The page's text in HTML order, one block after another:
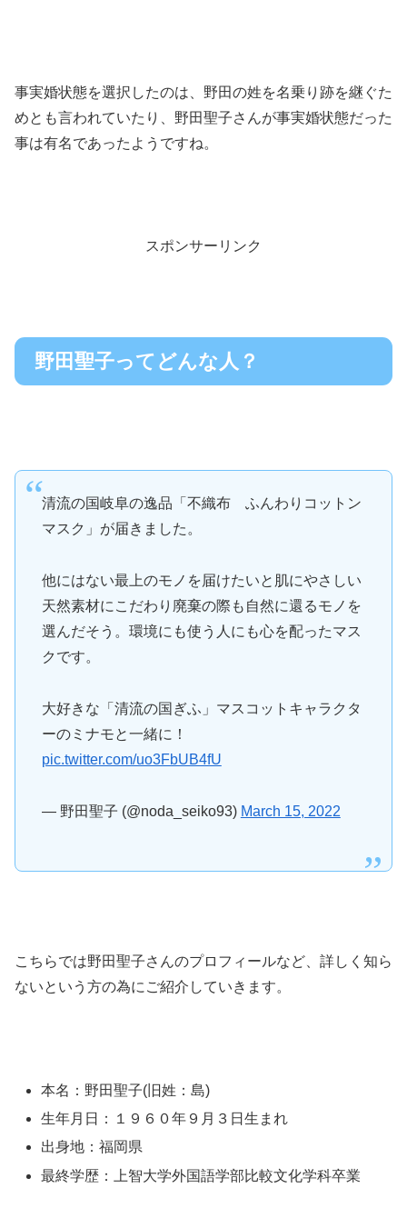
事実婚状態を選択したのは、野田の姓を名乗り跡を継ぐた
めとも言われていたり、野田聖子さんが事実婚状態だった
事は有名であったようですね。
スポンサーリンク
野田聖子ってどんな人？
清流の国岐阜の逸品「不織布 ふんわりコットン
マスク」が届きました。
他にはない最上のモノを届けたいと肌にやさしい
天然素材にこだわり廃棄の際も自然に還るモノを
選んだそう。環境にも使う人にも心を配ったマス
クです。
大好きな「清流の国ぎふ」マスコットキャラクタ
ーのミナモと一緒に！
pic.twitter.com/uo3FbUB4fU
— 野田聖子 (@noda_seiko93) March 15, 2022
こちらでは野田聖子さんのプロフィールなど、詳しく知ら
ないという方の為にご紹介していきます。
本名：野田聖子(旧姓：島)
生年月日：１９６０年９月３日生まれ
出身地：福岡県
最終学歴：上智大学外国語学部比較文化学科卒業